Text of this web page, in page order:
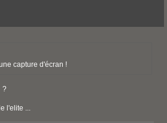
capture d'écran !
?
l'elite ...